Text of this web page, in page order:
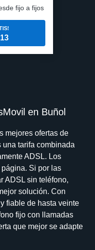
fijo a fijos
en Buñol
mejores ofertas de
una tarifa combinada
ADSL. Los
Si por las
ADSL sin teléfono,
solución. Con
fiable de hasta veinte
fijo con llamadas
que mejor se adapte